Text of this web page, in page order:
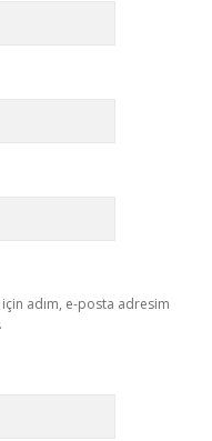
adım, e-posta adresim